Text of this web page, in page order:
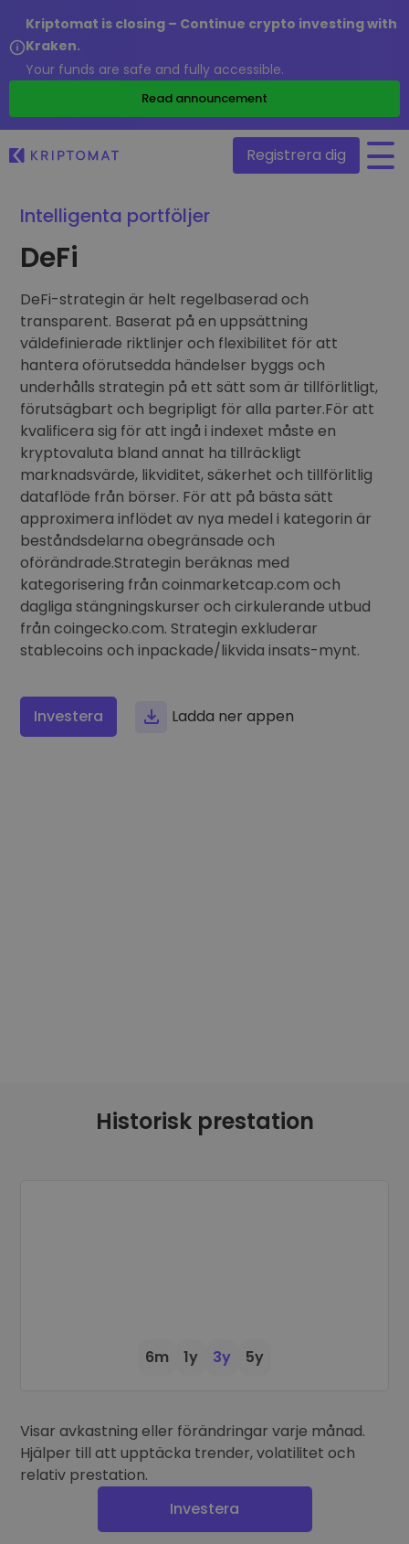
Kriptomat is closing – Continue crypto investing with
Kraken.
Your funds are safe and fully accessible.
Read announcement
Över 300+ kryptovalutor
Hitta investeringsmöjligheter
Nyligen tillagda
Nyligen tillagda mynt hos Kriptomat
Om jag köpte för 100€…
...skulle det idag vara värt
Köp och sälj krypto
Köp över 300 kryptovalutor
Utbyte av krypto
Över 1 000 olika paralternativ
Intelligenta portföljer
Smart sätt att investera i krypto
Kriptomat Plånbok
En säker och enkel kryptoplånbok
Investeringsutforskaren
Hitta din kryptostrategi
KriptoEarn
Få belöningar på din krypto
Valv
Spara krypto inför din framtid
Återkommande köp
Regelbundet schemalagda investeringar (DCA)
Registrera dig
/
Intelligenta portföljer
DeFi
DeFi-strategin är helt regelbaserad och
transparent. Baserat på en uppsättning
väldefinierade riktlinjer och flexibilitet för att
hantera oförutsedda händelser byggs och
underhålls strategin på ett sätt som är tillförlitligt,
förutsägbart och begripligt för alla parter.För att
kvalificera sig för att ingå i indexet måste en
kryptovaluta bland annat ha tillräckligt
marknadsvärde, likviditet, säkerhet och tillförlitlig
dataflöde från börser. För att på bästa sätt
approximera inflödet av nya medel i kategorin är
beståndsdelarna obegränsade och
oförändrade.Strategin beräknas med
kategorisering från coinmarketcap.com och
dagliga stängningskurser och cirkulerande utbud
från coingecko.com. Strategin exkluderar
stablecoins och inpackade/likvida insats-mynt.
Investera Ladda ner appen
Historisk prestation
6m 1y 3y 5y
Visar avkastning eller förändringar varje månad.
Hjälper till att upptäcka trender, volatilitet och
relativ prestation.
Investera